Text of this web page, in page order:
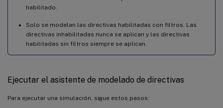
habilitado.
Solo se modelan las directivas habilitadas con filtros. Las
directivas inhabilitadas nunca se aplican y las directivas
habilitadas sin filtros siempre se aplican.
Ejecutar el asistente de modelado de directivas
Para ejecutar una simulación, sigue estos pasos: